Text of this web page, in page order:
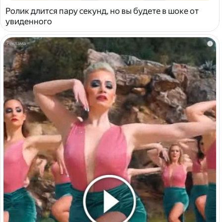
Ролик длится пару секунд, но вы будете в шоке от
увиденного
i